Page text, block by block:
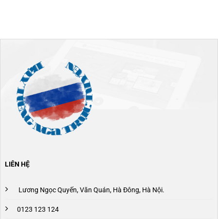
LIÊN HỆ
Lương Ngọc Quyến, Văn Quán, Hà Đông, Hà Nội.
0123 123 124